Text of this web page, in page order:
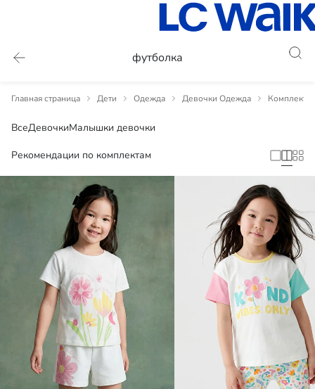
футболка
Главная страница Дети Одежда Девочки Одежда Комплекты
ВсеДевочкиМалышки девочки
Рекомендации по комплектам